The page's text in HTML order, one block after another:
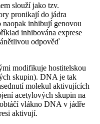
slouží jako tzv.
pronikají do jádra
inhibují genovou
inhibována exprese
odpověď
modifikuje hostitelskou
skupin). DNA je tak
molekul aktivujících
acetylových skupin na
vlákno DNA v jádře
aktivují.